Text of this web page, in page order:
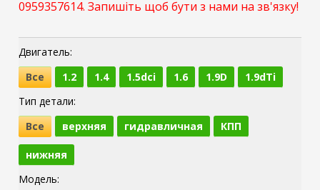
0959357614. Запишіть щоб бути з нами на зв'язку!
Двигатель:
Все
1.2 1.4 1.5dci 1.6 1.9D
1.9dTi
Тип детали:
Все
верхняя гидравличная КПП
нижняя
Модель: